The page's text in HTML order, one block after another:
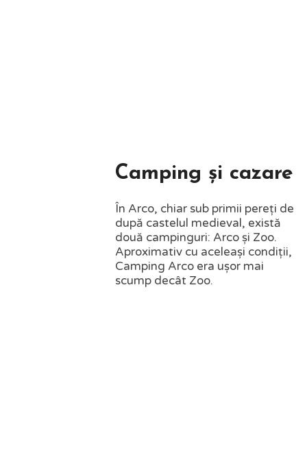
Camping și cazare
În Arco, chiar sub primii pereți de
după castelul medieval, există
două campinguri: Arco și Zoo.
Aproximativ cu aceleași condiții,
Camping Arco era ușor mai
scump decât Zoo.